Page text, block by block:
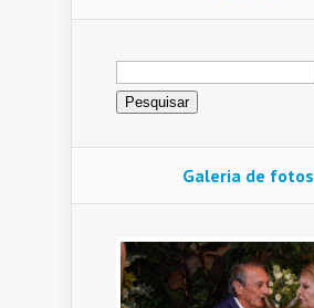
Pesquisar
por:
Galeria de fotos